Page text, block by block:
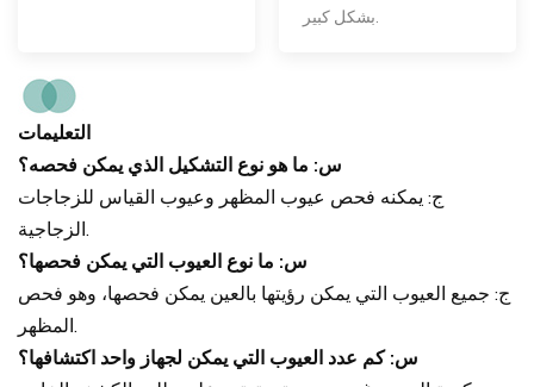
بشكل كبير.
التعليمات
س: ما هو نوع التشكيل الذي يمكن فحصه؟
ج: يمكنه فحص عيوب المظهر وعيوب القياس للزجاجات
الزجاجية.
س: ما نوع العيوب التي يمكن فحصها؟
ج: جميع العيوب التي يمكن رؤيتها بالعين يمكن فحصها، وهو فحص
المظهر.
س: كم عدد العيوب التي يمكن لجهاز واحد اكتشافها؟